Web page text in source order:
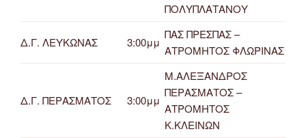
ΠΟΛΥΠΛΑΤΑΝΟΥ
Δ.Γ. ΛΕΥΚΩΝΑΣ 3:00μμ
ΠΑΣ ΠΡΕΣΠΑΣ –
ΑΤΡΟΜΗΤΟΣ ΦΛΩΡΙΝΑΣ
Δ.Γ. ΠΕΡΑΣΜΑΤΟΣ 3:00μμ
Μ.ΑΛΕΞΑΝΔΡΟΣ
ΠΕΡΑΣΜΑΤΟΣ –
ΑΤΡΟΜΗΤΟΣ
Κ.ΚΛΕΙΝΩΝ